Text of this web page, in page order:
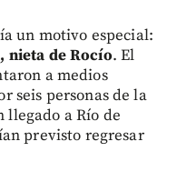
un motivo especial:
nieta de Rocío. El
a medios
seis personas de la
a Río de
previsto regresar